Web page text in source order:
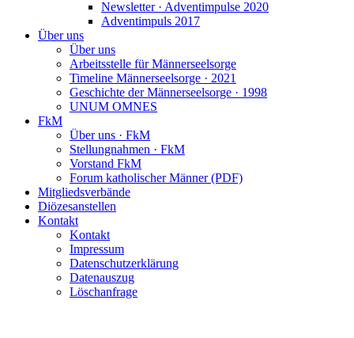
Newsletter · Adventimpulse 2020
Adventimpuls 2017
Über uns
Über uns
Arbeitsstelle für Männerseelsorge
Timeline Männerseelsorge · 2021
Geschichte der Männerseelsorge · 1998
UNUM OMNES
FkM
Über uns · FkM
Stellungnahmen · FkM
Vorstand FkM
Forum katholischer Männer (PDF)
Mitgliedsverbände
Diözesanstellen
Kontakt
Kontakt
Impressum
Datenschutzerklärung
Datenauszug
Löschanfrage